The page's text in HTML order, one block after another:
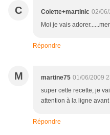
C Colette+martinic 02/
Moi je vais
Répondre
M martine75 01/06/2009
super cette recette, je
attention à la ligne
Répondre